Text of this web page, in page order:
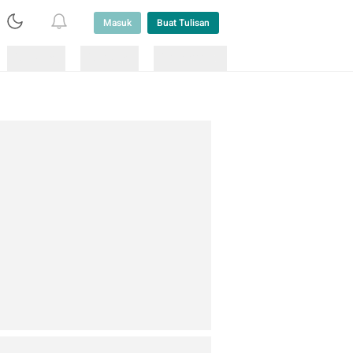
Masuk Buat Tulisan